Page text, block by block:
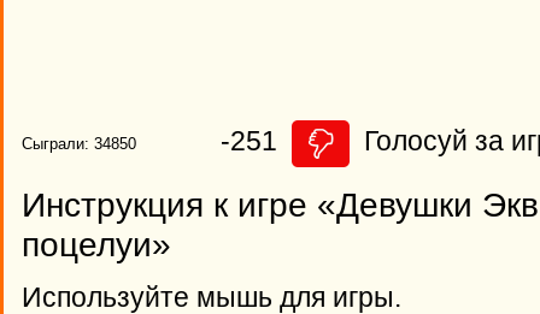
Сыграли: 34850 -251 Голосуй за
Инструкция к игре «Девушки
поцелуи»
Используйте мышь для игры.